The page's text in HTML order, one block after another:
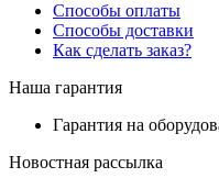
Способы оплаты
Способы доставки
Как сделать заказ?
Наша гарантия
Гарантия на
Новостная рассылка